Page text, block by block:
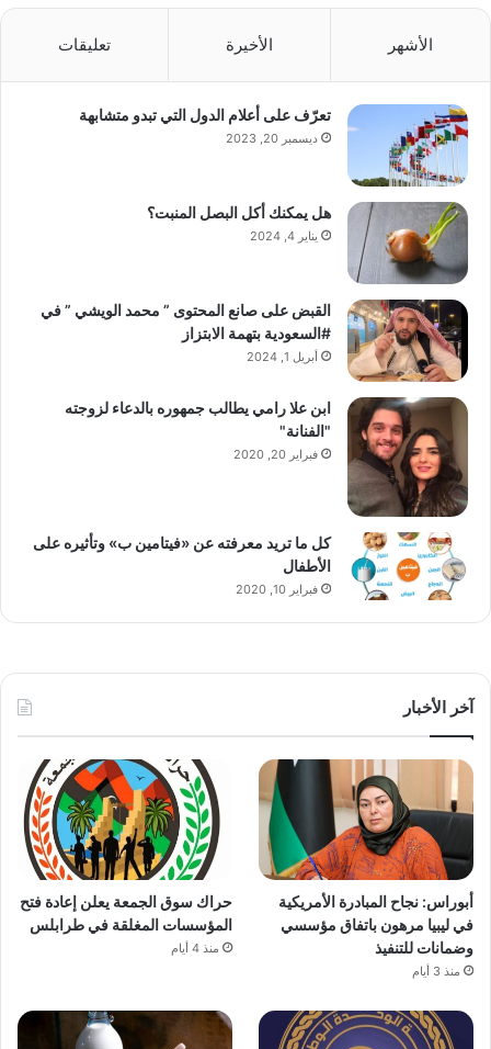
الأشهر الأخيرة تعليقات
تعرّف على أعلام الدول التي تبدو متشابهة
ديسمبر 20, 2023
هل يمكنك أكل البصل المنبت؟
يناير 4, 2024
القبض على صانع المحتوى ” محمد الويشي ” في
#السعودية بتهمة الابتزاز
أبريل 1, 2024
ابن علا رامي يطالب جمهوره بالدعاء لزوجته
"الفنانة"
فبراير 20, 2020
كل ما تريد معرفته عن «فيتامين ب» وتأثيره على
الأطفال
فبراير 10, 2020
آخر الأخبار
أبوراس: نجاح المبادرة الأمريكية
في ليبيا مرهون باتفاق مؤسسي
وضمانات للتنفيذ
منذ 3 أيام
حراك سوق الجمعة يعلن إعادة فتح
المؤسسات المغلقة في طرابلس
منذ 4 أيام